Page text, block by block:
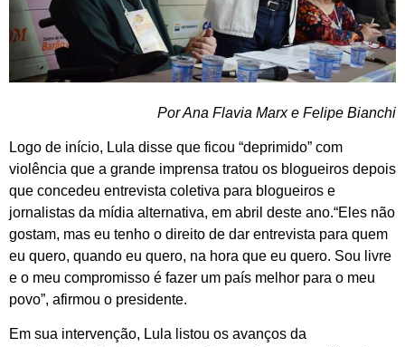
Por Ana Flavia Marx e Felipe Bianchi
Logo de início, Lula disse que ficou “deprimido” com
violência que a grande imprensa tratou os blogueiros depois
que concedeu entrevista coletiva para blogueiros e
jornalistas da mídia alternativa, em abril deste ano.“Eles não
gostam, mas eu tenho o direito de dar entrevista para quem
eu quero, quando eu quero, na hora que eu quero. Sou livre
e o meu compromisso é fazer um país melhor para o meu
povo”, afirmou o presidente.
Em sua intervenção, Lula listou os avanços da